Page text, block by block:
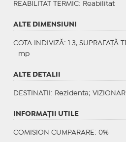
REABILITAT TERMIC: Reabilitat
ALTE DIMENSIUNI
COTA INDIVIZĂ: 1.3, SUPRAFAȚĂ
mp
ALTE DETALII
DESTINATII : Rezidenta; VIZIONARI
INFORMAŢII UTILE
COMISION CUMPARARE: 0%